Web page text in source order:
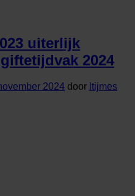
uiterlijk
2024
2024 door ltijmes